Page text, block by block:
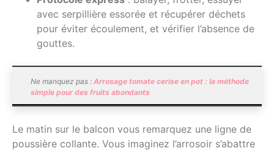
avec serpillière essorée et récupérer déchets
pour éviter écoulement, et vérifier l’absence de
gouttes.
Ne manquez pas : Arrosage tomate cerise en pot : la méthode
simple pour des fruits abondants
Le matin sur le balcon vous remarquez une ligne de
poussière collante. Vous imaginez l’arrosoir s’abattre